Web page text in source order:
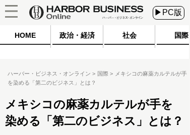
▶PC版
HOME 政治・経済 社会 国際
ハーバー・ビジネス・オンライン 国際
メキシコの麻薬カルテルが手
を染める「第二のビジネス」とは？
メキシコの麻薬カルテルが手を
染める「第二のビジネス」とは？